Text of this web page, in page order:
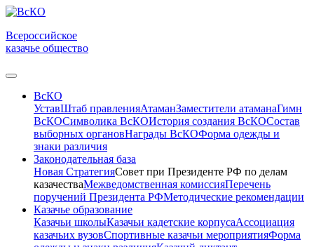
Всероссийское
казачье общество
ВсКО
УставШтаб правленияАтаманЗаместители атаманаГимн
ВсКОСимволика ВсКОИстория создания ВсКОСостав
выборных органовНаграды ВсКОФорма одежды и
знаки различия
Законодательная база
Новая СтратегияСовет при Президенте РФ по делам
казачестваМежведомственная комиссияПеречень
поручений Президента РФМетодические рекомендации
Казачье образование
Казачьи школыКазачьи кадетские корпусаАссоциация
казачьих вузовСпортивные казачьи мероприятияФорма